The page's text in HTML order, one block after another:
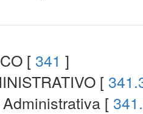
[ 341 ]
[
[